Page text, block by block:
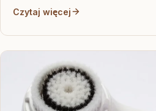
Czytaj więcej